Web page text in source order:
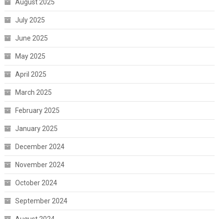
August 2025
July 2025
June 2025
May 2025
April 2025
March 2025
February 2025
January 2025
December 2024
November 2024
October 2024
September 2024